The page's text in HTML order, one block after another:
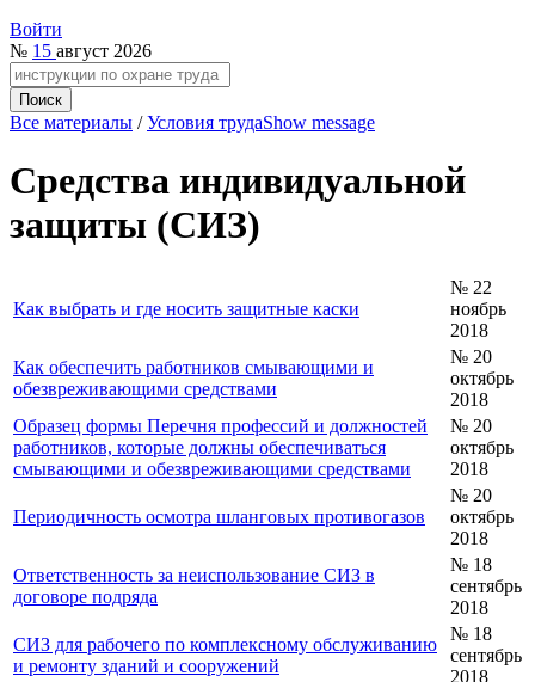
Войти
№ 15 август 2026
Все материалы /Условия трудаShow message
Средства индивидуальной
защиты (СИЗ)
Как выбрать и где носить защитные каски
№ 22
ноябрь
2018
Как обеспечить работников смывающими и
обезвреживающими средствами
№ 20
октябрь
2018
Образец формы Перечня профессий и должностей
работников, которые должны обеспечиваться
смывающими и обезвреживающими средствами
№ 20
октябрь
2018
Периодичность осмотра шланговых противогазов
№ 20
октябрь
2018
Ответственность за неиспользование СИЗ в
договоре подряда
№ 18
сентябрь
2018
СИЗ для рабочего по комплексному обслуживанию
и ремонту зданий и сооружений
№ 18
сентябрь
2018